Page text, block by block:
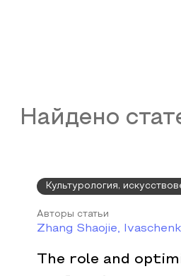
Найдено
Культурология,
Авторы статьи
Zhang Shaojie,
The role and